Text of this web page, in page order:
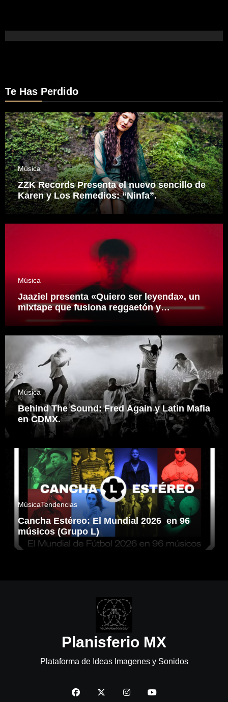
Te Has Perdido
Música
ZZK Records Presenta el nuevo sencillo de
Karen y Los Remedios: “Ninfa”.
Música
Jaaziel presenta «Quiero ser leyenda», un
mixtape que fusiona reggaetón y
electrónica desde una visión propia
inspirado en el sonidero Mexicano.
Música
Behind The Sound: Fred Again y Latin Mafia
en CDMX.
MúsicaTendencias
Cancha Estéreo: El Mundial 2026 en 96
músicos (Grupo L)
Planisferio MX
Plataforma de Ideas Imagenes y Sonidos